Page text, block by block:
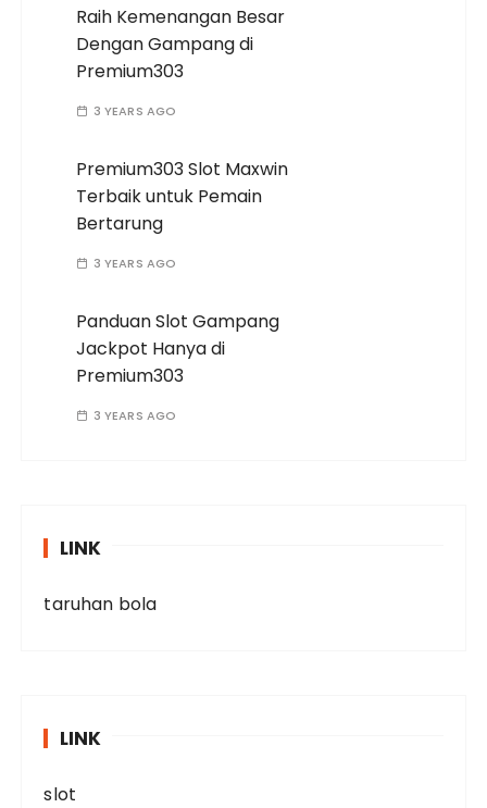
Raih Kemenangan Besar
Dengan Gampang di
Premium303
3 YEARS AGO
Premium303 Slot Maxwin
Terbaik untuk Pemain
Bertarung
3 YEARS AGO
Panduan Slot Gampang
Jackpot Hanya di
Premium303
3 YEARS AGO
LINK
taruhan bola
LINK
slot